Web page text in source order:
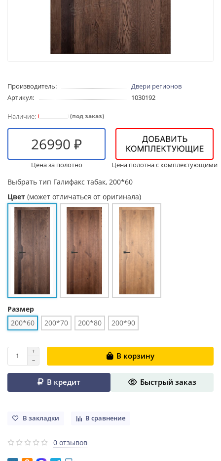
Производитель:
Двери регионов
Артикул:
1030192
(под заказ)
26990 ₽
Цена за полотно Цена полотна с комплектующими
Выбрать тип Галифакс табак, 200*60
Цвет (может отличаться от оригинала)
Размер
200*60
200*70 200*80 200*90
В корзину
В кредит Быстрый заказ
В закладки В сравнение
0 отзывов